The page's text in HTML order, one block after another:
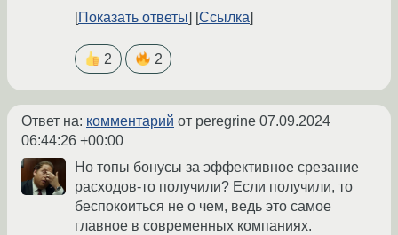
Показать ответы Ссылка
2 2
Ответ на: комментарий от peregrine 07.09.2024
06:44:26 +00:00
Но топы бонусы за эффективное срезание
расходов-то получили? Если получили, то
беспокоиться не о чем, ведь это самое
главное в современных компаниях.